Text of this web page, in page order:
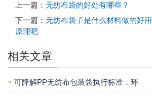
上一篇： 无纺布袋的好处有哪些？
下一篇： 无纺布袋子是什么材料做的好
原理吧
相关文章
可降解PP无纺布包装袋执行标准，环